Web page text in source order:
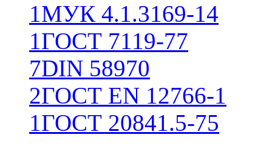
1МУК 4.1.3169-14
1ГОСТ 7119-77
7DIN 58970
2ГОСТ EN 12766-1
1ГОСТ 20841.5-75